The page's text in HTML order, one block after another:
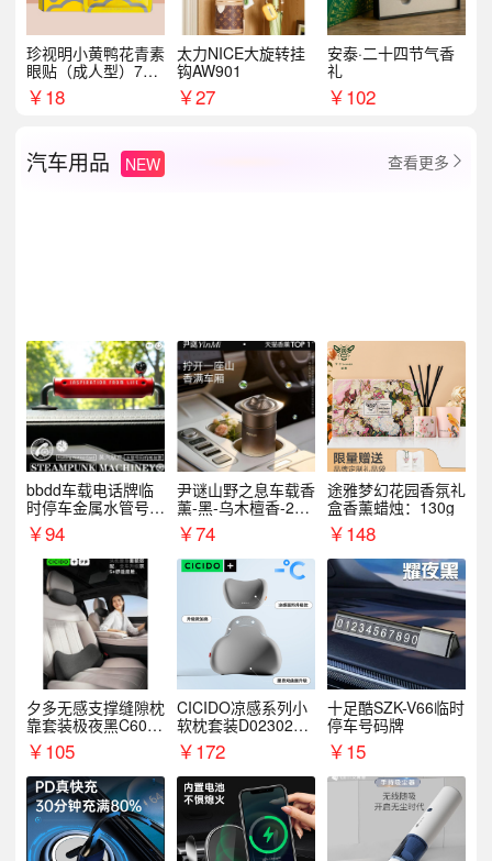
珍视明小黄鸭花青素
眼贴（成人型）7对/
盒
￥18
太力NICE大旋转挂
钩AW901
￥27
安泰·二十四节气香
礼
￥102
汽车用品 NEW 查看更多 
bbdd车载电话牌临
时停车金属水管号码
牌可隐藏创意趣味
￥94
尹谜山野之息车载香
薰-黑-乌木檀香-200
g￥74
途雅梦幻花园香氛礼
盒香薰蜡烛：130g
￥148
夕多无感支撑缝隙枕
靠套装极夜黑C6003
+C6004
￥105
CICIDO凉感系列小
软枕套装D023021+
D033031
￥172
十足酷SZK-V66临时
停车号码牌
￥15